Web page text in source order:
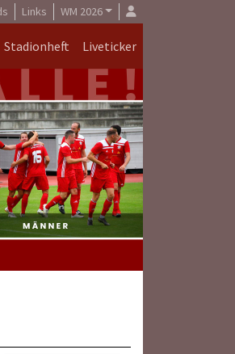
Links WM 2026
Stadionheft Liveticker